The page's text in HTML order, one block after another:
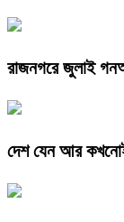
রাজনগরে জুলাই
দেশ যেন আর কখনোই